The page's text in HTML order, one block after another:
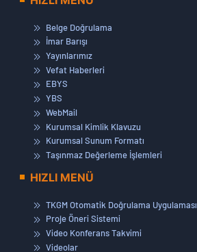
Belge Doğrulama
İmar Barışı
Yayınlarımız
Vefat Haberleri
EBYS
YBS
WebMail
Kurumsal Kimlik Klavuzu
Kurumsal Sunum Formatı
Taşınmaz Değerleme İşlemleri
HIZLI MENÜ
TKGM Otomatik Doğrulama Uygulaması
Proje Öneri Sistemi
Video Konferans Takvimi
Videolar